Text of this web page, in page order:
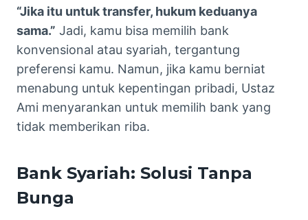
“Jika itu untuk transfer, hukum keduanya
sama.” Jadi, kamu bisa memilih bank
konvensional atau syariah, tergantung
preferensi kamu. Namun, jika kamu berniat
menabung untuk kepentingan pribadi, Ustaz
Ami menyarankan untuk memilih bank yang
tidak memberikan riba.
Bank Syariah: Solusi Tanpa
Bunga